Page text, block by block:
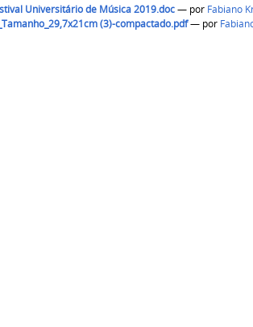
Universitário de Música 2019.doc— por Fabiano
(3)-compactado.pdf— por